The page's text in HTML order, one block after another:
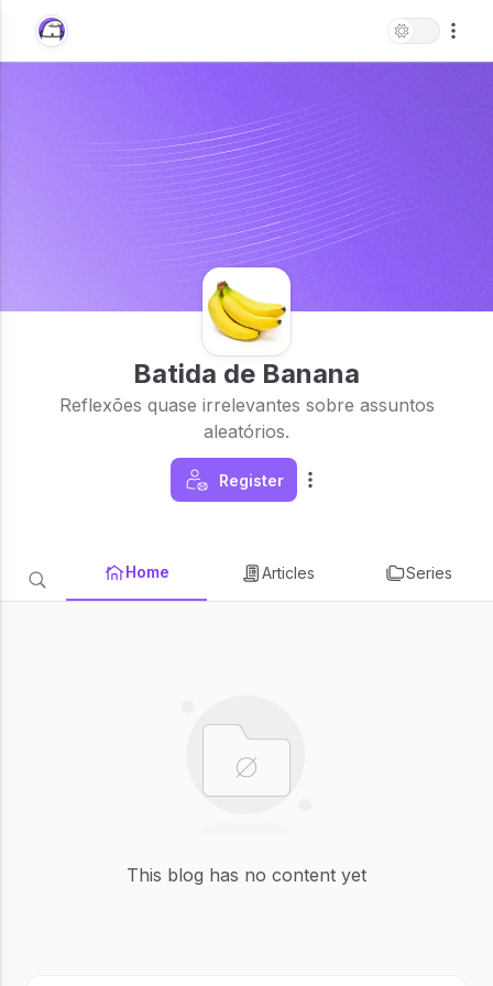
Batida de Banana
Reflexões quase irrelevantes sobre assuntos
aleatórios.
Register
Home Articles Series
This blog has no content yet